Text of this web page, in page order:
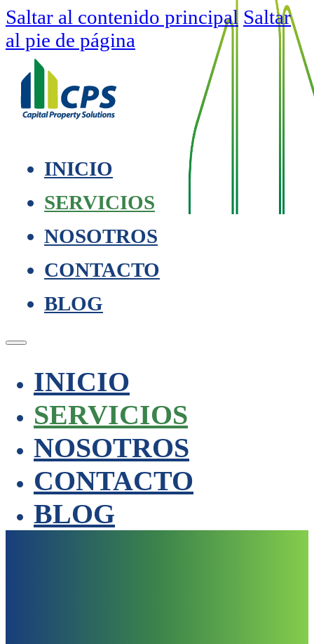
Saltar al contenido principal Saltar
al pie de página
INICIO
SERVICIOS
NOSOTROS
CONTACTO
BLOG
INICIO
SERVICIOS
NOSOTROS
CONTACTO
BLOG